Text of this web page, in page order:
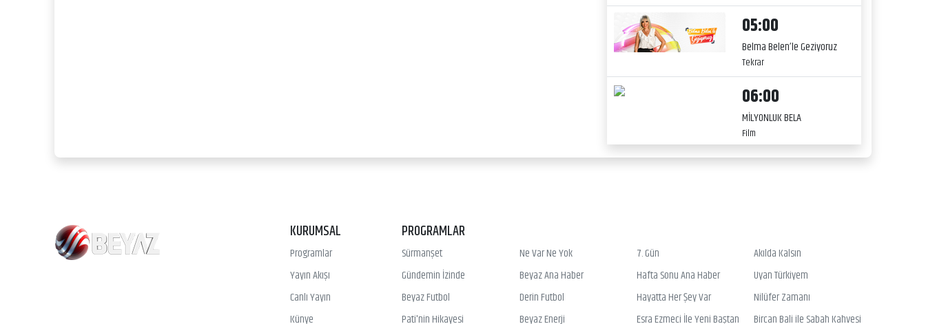
05:00
Belma Belen’le Geziyoruz
Tekrar
06:00
MİLYONLUK BELA
Film
KURUMSAL
Programlar
Yayın Akışı
Canlı Yayın
Künye
PROGRAMLAR
Sürmanşet Ne Var Ne Yok 7. Gün
Akılda Kalsın
Gündemin İzinde
Beyaz Ana Haber Hafta Sonu Ana Haber
Uyan Türkiyem
Beyaz Futbol
Derin Futbol Hayatta Her Şey Var
Nilüfer Zamanı
Pati'nin Hikayesi
Beyaz Enerji Esra Ezmeci İle Yeni Baştan Bircan Bali ile Sabah Kahvesi